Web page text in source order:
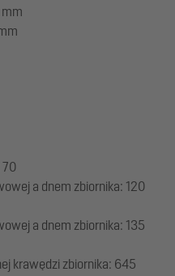
70
a dnem zbiornika: 120
a dnem zbiornika: 135
krawędzi zbiornika: 645